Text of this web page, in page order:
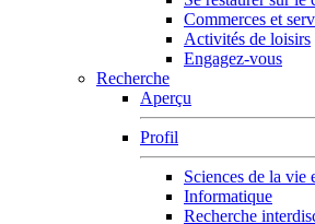
Commerces et
Activités de loisirs
Engagez-vous
Recherche
Aperçu
Profil
Sciences de la vie
Informatique
Recherche